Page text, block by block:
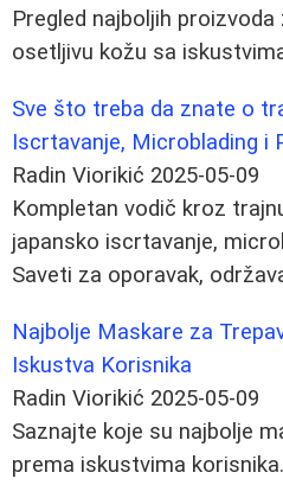
Pregled najboljih proizvoda
osetljivu kožu sa
Sve što treba da znate o
Iscrtavanje, Microblading i
Radin Viorikić 2025-05-09
Kompletan vodič kroz
japansko iscrtavanje,
Saveti za oporavak,
Najbolje Maskare za
Iskustva Korisnika
Radin Viorikić 2025-05-09
Saznajte koje su najbolje
prema iskustvima